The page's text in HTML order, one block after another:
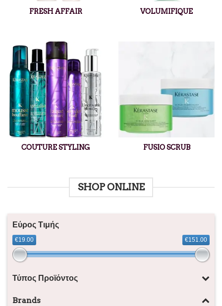
FRESH AFFAIR VOLUMIFIQUE
COUTURE STYLING FUSIO SCRUB
SHOP ONLINE
Εύρος Τιμής
€19.00 €151.00
Τύπος Προϊόντος
Brands